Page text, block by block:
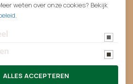
weten over onze cookies? Bekijk
.
ALLES ACCEPTEREN